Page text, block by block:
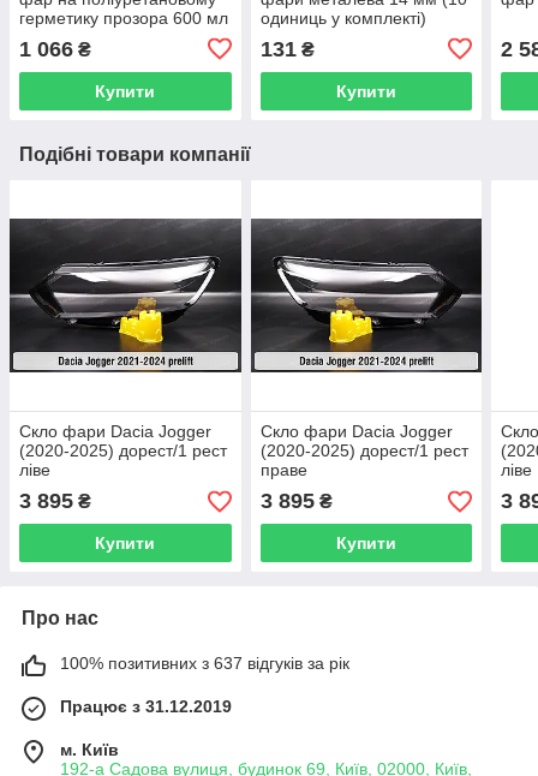
герметику прозора 600 мл
1 066 ₴
Купити
одиниць у комплекті)
131₴
Купити
2
Подібні товари компанії
Скло фари Dacia Jogger
(2020-2025) дорест/1 рест
ліве
3 895 ₴
Купити
Скло фари Dacia Jogger
(2020-2025) дорест/1 рест
праве
3 895₴
Купити
ліве
3
Про нас
100% позитивних з 637 відгуків за рік
Працює з 31.12.2019
м. Київ
192-а Садова вулиця, будинок 69, Київ, 02000, Київ,